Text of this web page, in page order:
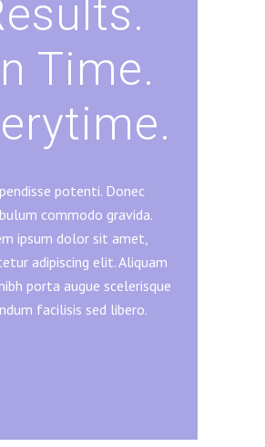
Time.
potenti. Donec
commodo gravida.
ipsum dolor sit amet,
adipiscing elit. Aliquam
porta augue scelerisque
facilisis sed libero.